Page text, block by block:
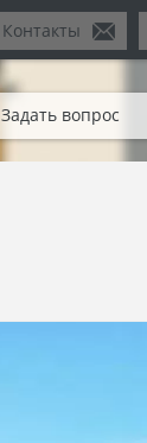
Контакты
Задать вопрос